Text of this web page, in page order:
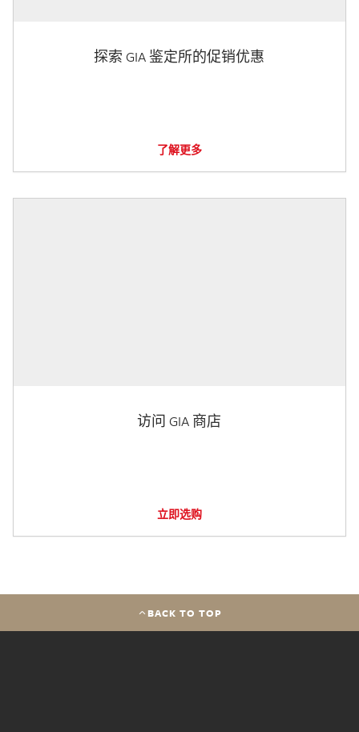
探索 GIA 鉴定所的促销优惠
了解更多
访问 GIA 商店
立即选购
BACK TO TOP